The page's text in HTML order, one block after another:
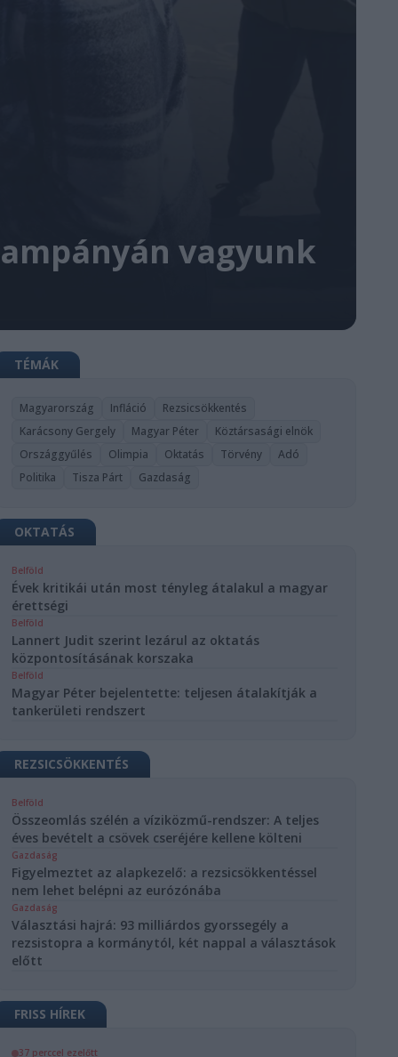
vagyunk
TÉMÁK
Magyarország Infláció
Rezsicsökkentés
Karácsony Gergely
Magyar Péter
Köztársasági elnök
Országgyűlés
Olimpia Oktatás Törvény
Adó
Politika
Tisza Párt Gazdaság
OKTATÁS
Belföld
Évek kritikái után most tényleg átalakul a magyar
érettségi
Belföld
Lannert Judit szerint lezárul az oktatás
központosításának korszaka
Belföld
Magyar Péter bejelentette: teljesen átalakítják a
tankerületi rendszert
REZSICSÖKKENTÉS
Belföld
Összeomlás szélén a víziközmű-rendszer: A teljes
éves bevételt a csövek cseréjére kellene költeni
Gazdaság
Figyelmeztet az alapkezelő: a rezsicsökkentéssel
nem lehet belépni az eurózónába
Gazdaság
Választási hajrá: 93 milliárdos gyorssegély a
rezsistopra a kormánytól, két nappal a választások
előtt
FRISS HÍREK
37 perccel ezelőtt